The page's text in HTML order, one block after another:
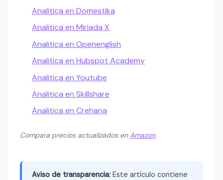
Analitica en Domestika
Analitica en Miriada X
Analitica en Openenglish
Analitica en Hubspot Academy
Analitica en Youtube
Analitica en Skillshare
Analitica en Crehana
Compara precios actualizados enAmazon.
Aviso de transparencia: Este artículo contiene